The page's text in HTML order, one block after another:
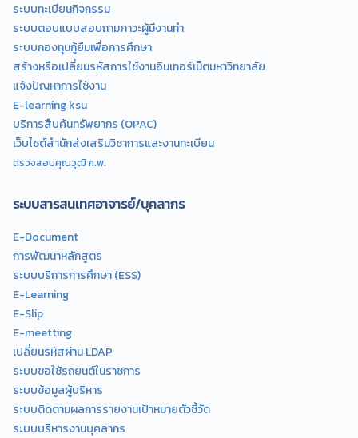
ระบบทะเบียนกิจกรรม
ระบบตอบแบบสอบถามภาวะผู้มีงานทำ
ระบบกองทุนกู้ยืมเพื่อการศึกษา
สร้างหรือเปลี่ยนรหัสการใช้งานอินเทอร์เน็ตมหาวิทยาลัย
แจ้งปัญหาการใช้งาน
E-learning ksu
บริการสืบค้นทรัพยากร (OPAC)
เว็บไซต์สำนักส่งเสริมวิชาการและงานทะเบียน
ตรวจสอบคุณวุฒิ ก.พ.
ระบบสารสนเทศอาจารย์/บุคลากร
E-Document
การพัฒนาหลักสูตร
ระบบบริการการศึกษา (ESS)
E-Learning
E-Slip
E-meetting
เปลี่ยนรหัสผ่าน LDAP
ระบบขอใช้รถยนต์ในราชการ
ระบบข้อมูลผู้บริหาร
ระบบติดตามผลการรายงานเป้าหมายตัวชี้วัด
ระบบบริหารงานบุคลากร